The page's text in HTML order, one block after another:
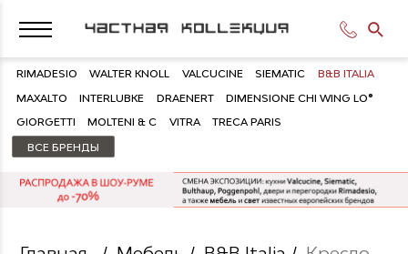
RIMADESIO WALTER KNOLL VALCUCINE SIEMATIC B&B ITALIA
MAXALTO INTERLUBKE DRAENERT DIMENSIONE CHI WING LO®
GIORGETTI MOLTENI & C VITRA TRECA PARIS
ВСЕ БРЕНДЫ